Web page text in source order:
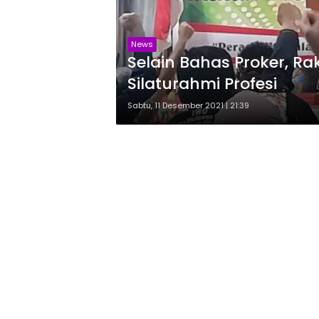
News
Selain Bahas Proker,
Silaturahmi Profesi
Sabtu, 11 Desember 2021 | 21:39